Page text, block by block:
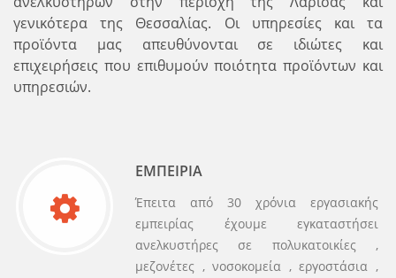
γενικότερα της Θεσσαλίας. Οι υπηρεσίες και τα
προϊόντα μας απευθύνονται σε ιδιώτες και
επιχειρήσεις που επιθυμούν ποιότητα προϊόντων και
υπηρεσιών.
ΕΜΠΕΙΡΙΑ
Έπειτα από 30 χρόνια εργασιακής
εμπειρίας έχουμε εγκαταστήσει
ανελκυστήρες σε πολυκατοικίες ,
μεζονέτες , νοσοκομεία , εργοστάσια ,